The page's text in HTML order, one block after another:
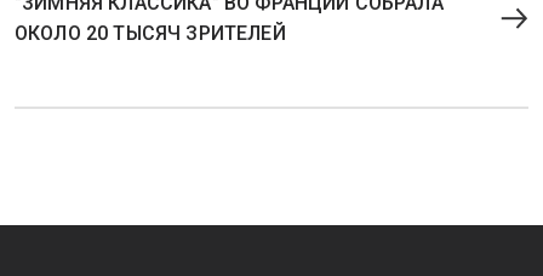
ОКОЛО 20 ТЫСЯЧ ЗРИТЕЛЕЙ